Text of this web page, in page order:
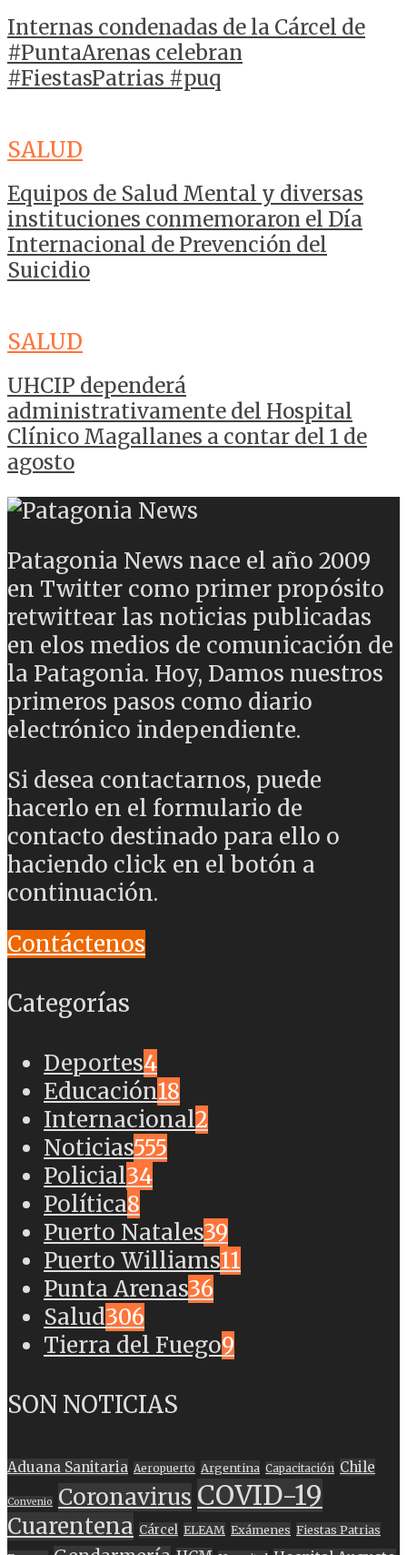
Internas condenadas de la Cárcel de
#PuntaArenas celebran
#FiestasPatrias #puq
SALUD
Equipos de Salud Mental y diversas
instituciones conmemoraron el Día
Internacional de Prevención del
Suicidio
SALUD
UHCIP dependerá
administrativamente del Hospital
Clínico Magallanes a contar del 1 de
agosto
Patagonia News nace el año 2009
en Twitter como primer propósito
retwittear las noticias publicadas
en elos medios de comunicación de
la Patagonia. Hoy, Damos nuestros
primeros pasos como diario
electrónico independiente.
Si desea contactarnos, puede
hacerlo en el formulario de
contacto destinado para ello o
haciendo click en el botón a
continuación.
Contáctenos
Categorías
Deportes4
Educación18
Internacional2
Noticias555
Policial34
Política8
Puerto Natales39
Puerto Williams11
Punta Arenas36
Salud306
Tierra del Fuego9
SON NOTICIAS
Aduana Sanitaria Aeropuerto Argentina Capacitación Chile
Convenio Coronavirus COVID-19
Cuarentena Cárcel ELEAM Exámenes Fiestas Patrias